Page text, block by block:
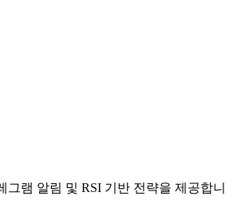
램 알림 및 RSI 기반 전략을 제공합니